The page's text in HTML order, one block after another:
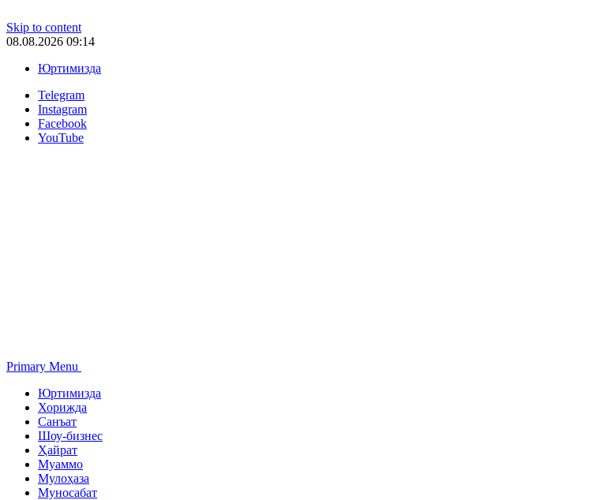
Skip to content
08.08.2026 09:14
Юртимизда
Telegram
Instagram
Facebook
YouTube
Primary Menu
Юртимизда
Хорижда
Санъат
Шоу-бизнес
Ҳайрат
Муаммо
Мулоҳаза
Муносабат